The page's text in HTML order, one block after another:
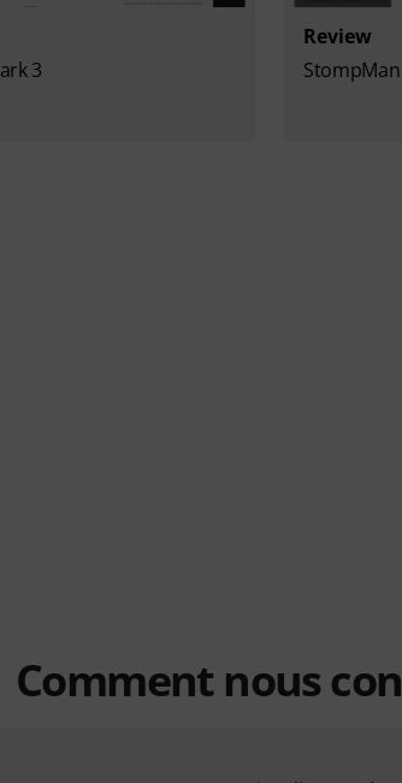
3
Review
StompMan
Comment nous